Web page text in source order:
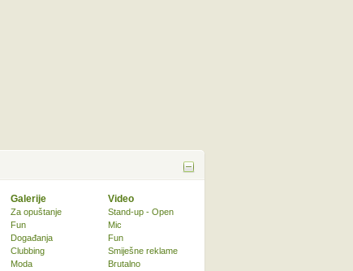
Galerije
Za opuštanje
Fun
Događanja
Clubbing
Moda
Video
Stand-up - Open
Mic
Fun
Smiješne reklame
Brutalno